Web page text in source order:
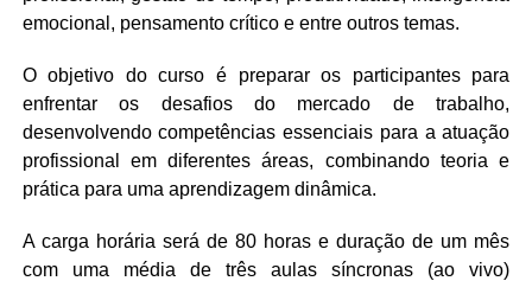
emocional, pensamento crítico e entre outros temas.
O objetivo do curso é preparar os participantes para
enfrentar os desafios do mercado de trabalho,
desenvolvendo competências essenciais para a atuação
profissional em diferentes áreas, combinando teoria e
prática para uma aprendizagem dinâmica.
A carga horária será de 80 horas e duração de um mês
com uma média de três aulas síncronas (ao vivo)